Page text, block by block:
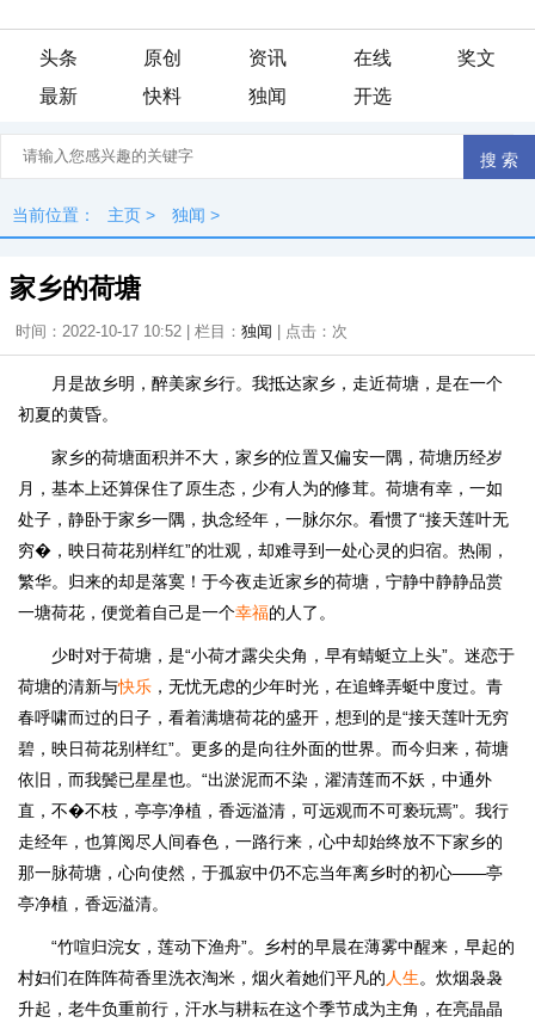
头条 原创 资讯 在线
奖文
最新
快料 独闻 开选
当前位置： 主页 > 独闻 >
家乡的荷塘
时间：2022-10-17 10:52 | 栏目： 独闻 | 点击： 次
月是故乡明，醉美家乡行。我抵达家乡，走近荷塘，是在一个
初夏的黄昏。
家乡的荷塘面积并不大，家乡的位置又偏安一隅，荷塘历经岁
月，基本上还算保住了原生态，少有人为的修茸。荷塘有幸，一如
处子，静卧于家乡一隅，执念经年，一脉尔尔。看惯了“接天莲叶无
穷�，映日荷花别样红”的壮观，却难寻到一处心灵的归宿。热闹，
繁华。归来的却是落寞！于今夜走近家乡的荷塘，宁静中静静品赏
一塘荷花，便觉着自己是一个幸福的人了。
少时对于荷塘，是“小荷才露尖尖角，早有蜻蜓立上头”。迷恋于
荷塘的清新与快乐 ，无忧无虑的少年时光，在追蜂弄蜓中度过。青
春呼啸而过的日子，看着满塘荷花的盛开，想到的是“接天莲叶无穷
碧，映日荷花别样红”。更多的是向往外面的世界。而今归来，荷塘
依旧，而我鬓已星星也。“出淤泥而不染，濯清莲而不妖，中通外
直，不�不枝，亭亭净植，香远溢清，可远观而不可亵玩焉”。我行
走经年，也算阅尽人间春色，一路行来，心中却始终放不下家乡的
那一脉荷塘，心向使然，于孤寂中仍不忘当年离乡时的初心——亭
亭净植，香远溢清。
“竹喧归浣女，莲动下渔舟”。乡村的早晨在薄雾中醒来，早起的
村妇们在阵阵荷香里洗衣淘米，烟火着她们平凡的 人生。炊烟袅袅
升起，老牛负重前行，汗水与耕耘在这个季节成为主角，在亮晶晶